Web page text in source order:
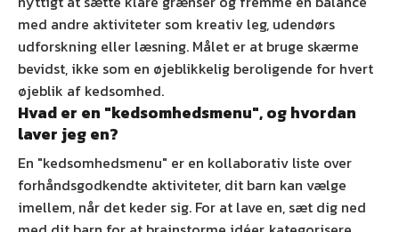
med andre aktiviteter som kreativ leg, udendørs
udforskning eller læsning. Målet er at bruge skærme
bevidst, ikke som en øjeblikkelig beroligende for hvert
øjeblik af kedsomhed.
Hvad er en "kedsomhedsmenu", og hvordan
laver jeg en?
En "kedsomhedsmenu" er en kollaborativ liste over
forhåndsgodkendte aktiviteter, dit barn kan vælge
imellem, når det keder sig. For at lave en, sæt dig ned